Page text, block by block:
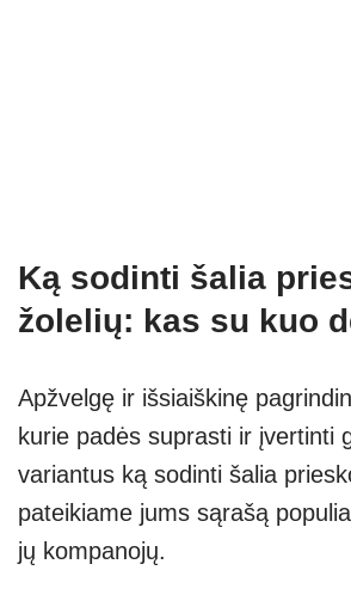
Ką sodinti šalia
žolelių: kas su kuo
Apžvelgę ir išsiaiškinę
kurie padės suprasti ir įvertinti
variantus ką sodinti šalia
pateikiame jums sąrašą
jų kompanojų.